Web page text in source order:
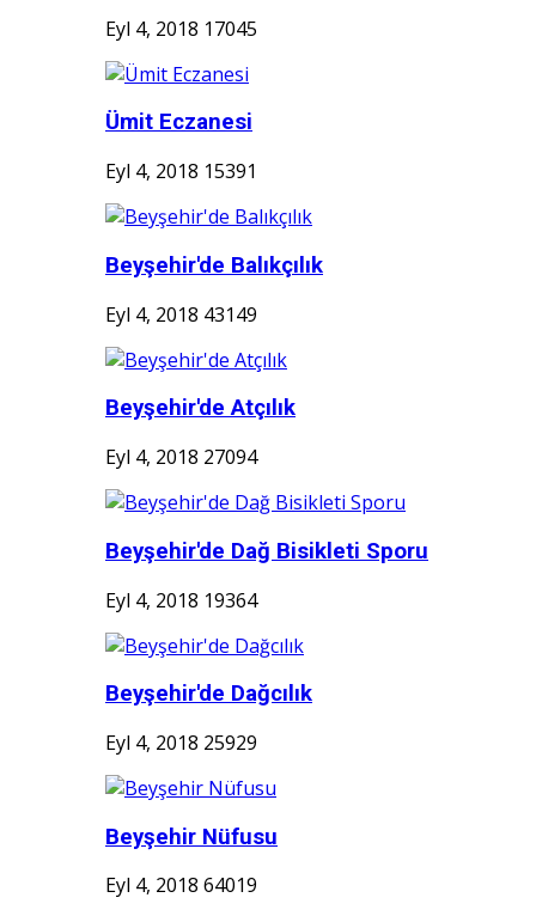
Eyl 4, 2018 17045
Ümit Eczanesi
Eyl 4, 2018 15391
Beyşehir'de Balıkçılık
Eyl 4, 2018 43149
Beyşehir'de Atçılık
Eyl 4, 2018 27094
Beyşehir'de Dağ Bisikleti Sporu
Eyl 4, 2018 19364
Beyşehir'de Dağcılık
Eyl 4, 2018 25929
Beyşehir Nüfusu
Eyl 4, 2018 64019